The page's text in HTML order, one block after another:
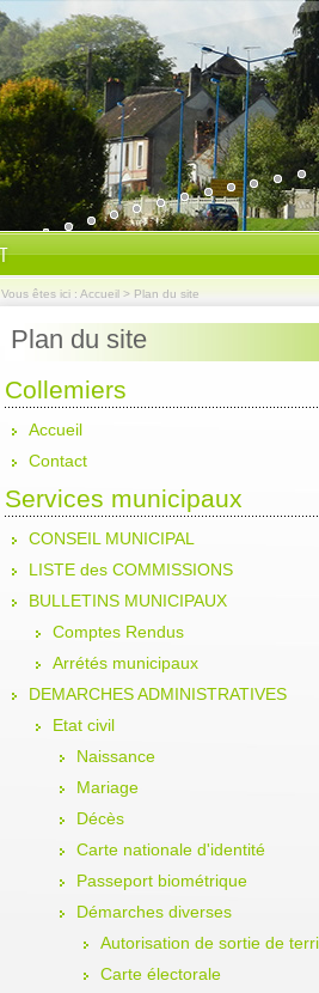
Vous êtes ici : Accueil > Plan du site
Plan du site
Collemiers
Accueil
Contact
Services municipaux
CONSEIL MUNICIPAL
LISTE des COMMISSIONS
BULLETINS MUNICIPAUX
Comptes Rendus
Arrétés municipaux
DEMARCHES ADMINISTRATIVES
Etat civil
Naissance
Mariage
Décès
Carte nationale d'identité
Passeport biométrique
Démarches diverses
Autorisation de sortie de
Carte électorale